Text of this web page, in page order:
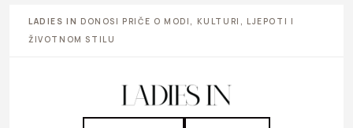
LADIES IN DONOSI PRIČE O MODI, KULTURI, LJEPOTI I
ŽIVOTNOM STILU